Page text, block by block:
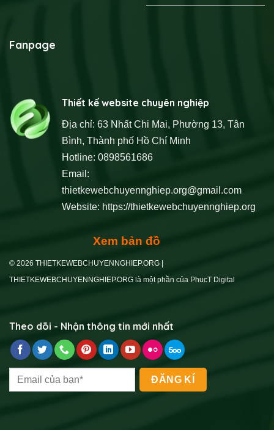
Fanpage
Thiết kế website chuyên nghiệp
Địa chỉ: 63 Nhất Chi Mai, Phường 13, Tân
Bình, Thành phố Hồ Chí Minh
Hotline: 0898561686
Email:
thietkewebchuyennghiep.org@gmail.com
Website: https://thietkewebchuyennghiep.org
Xem bản đồ
© 2026 THIETKEWEBCHUYENNGHIEP.ORG |
THIETKEWEBCHUYENNGHIEP.ORG là một phần của PhucT Digital
Theo dõi - Nhận thông tin mới nhất